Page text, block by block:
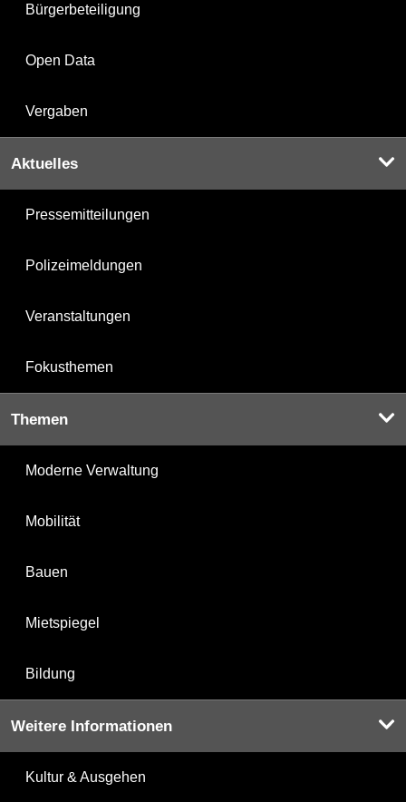
Bürgerbeteiligung
Open Data
Vergaben
Aktuelles
Pressemitteilungen
Polizeimeldungen
Veranstaltungen
Fokusthemen
Themen
Moderne Verwaltung
Mobilität
Bauen
Mietspiegel
Bildung
Weitere Informationen
Kultur & Ausgehen